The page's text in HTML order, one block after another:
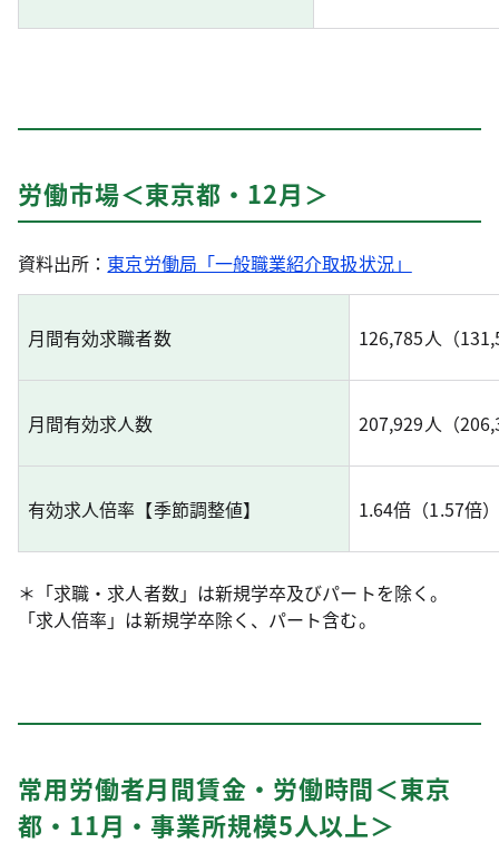
労働市場＜東京都・12月＞
資料出所： 東京労働局「一般職業紹介取扱状況」
月間有効求職者数 126,785人（
月間有効求人数 207,929人（
有効求人倍率【季節調整値】 1.64倍（1.57倍
＊「求職・求人者数」は新規学卒及びパートを除く。
「求人倍率」は新規学卒除く、パート含む。
常用労働者月間賃金・労働時間＜東京
都・11月・事業所規模5人以上＞